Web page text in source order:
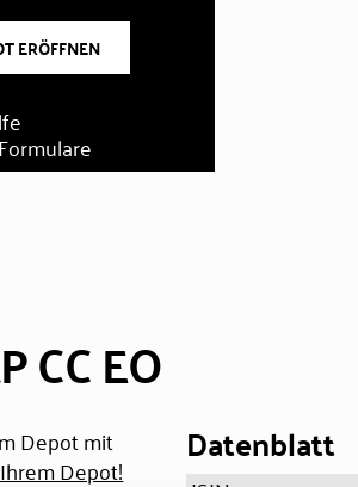
ERÖFFNEN
CC EO
Depot mit
Depot! Datenblatt